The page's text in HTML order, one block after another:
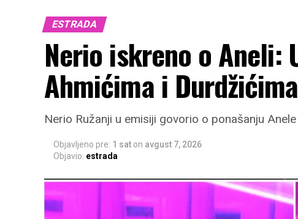
ESTRADA
Nerio iskreno o Aneli:
Ahmićima i
Nerio Ružanji u emisiji govorio o ponašanju
Objavljeno pre: 1 sat on avgust 7, 2026
Objavio: estrada